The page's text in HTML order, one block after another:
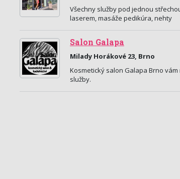
Všechny služby pod jednou
laserem, masáže pedikúra, nehty
Salon Galapa
Milady Horákové 23, Brno
Kosmetický salon Galapa Brno
služby.